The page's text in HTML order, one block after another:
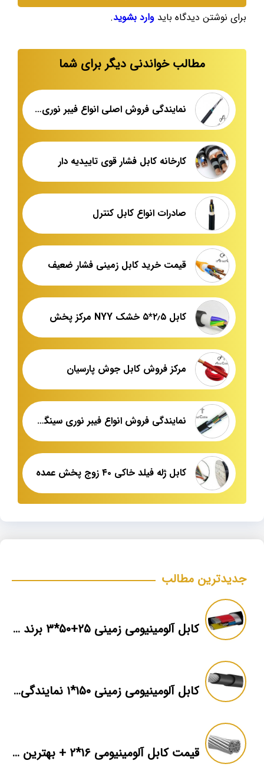
برای نوشتن دیدگاه باید وارد بشوید.
مطالب خواندنی دیگر برای شما
نمایندگی فروش اصلی انواع فیبر نوری ۱۲ کور
کارخانه کابل فشار قوی تاییدیه دار
صادرات انواع کابل کنترل
قیمت خرید کابل زمینی فشار ضعیف
کابل ۲٫۵*۵ خشک NYY مرکز پخش
مرکز فروش کابل جوش پارسیان
نمایندگی فروش انواع فیبر نوری سینگل مد
کابل ژله فیلد خاکی ۴۰ زوج پخش عمده
جدیدترین مطالب
کابل آلومینیومی زمینی ۲۵+۵۰*۳ برند ماهان
کابل آلومینیومی زمینی ۱۵۰*۱ نمایندگی فروش
قیمت کابل آلومینیومی ۱۶*۲ + بهترین برند بازار + اطلاعات فنی